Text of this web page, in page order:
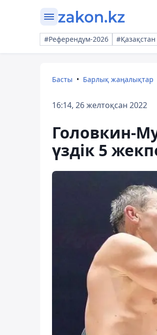
#Референдум-2026
Басты Барлық жаңалықтар
16:14, 26 желтоқсан 2022
Головкин-
үздік 5